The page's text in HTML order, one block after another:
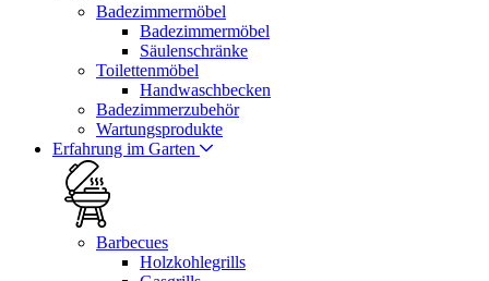
Badezimmermöbel
Badezimmermöbel
Säulenschränke
Toilettenmöbel
Handwaschbecken
Badezimmerzubehör
Wartungsprodukte
Erfahrung im Garten
Barbecues
Holzkohlegrills